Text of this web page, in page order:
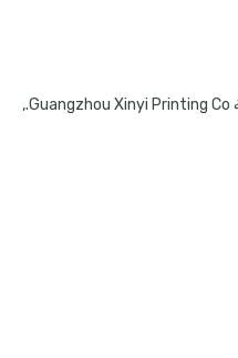
حقوق الطبع والنشر © 2026 ，شركة Guangzhou Xinyi Printing Co.,